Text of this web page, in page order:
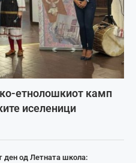
етнолошкиот камп
иселеници
ден од Летната школа: